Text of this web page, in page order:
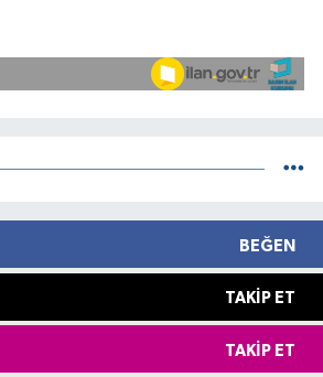
BEĞEN
TAKIP ET
TAKIP ET